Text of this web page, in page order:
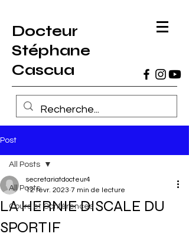
Docteur
Stéphane
Cascua
Post
All Posts
Cours et Conférences
All Posts
LA HERNIE DISCALE DU
SPORTIF
secretariatdocteur4
12 févr. 2023 7 min de lecture